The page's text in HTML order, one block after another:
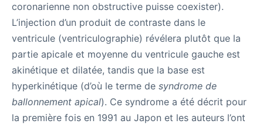
coronarienne non obstructive puisse coexister).
L’injection d’un produit de contraste dans le
ventricule (ventriculographie) révélera plutôt que la
partie apicale et moyenne du ventricule gauche est
akinétique et dilatée, tandis que la base est
hyperkinétique (d’où le terme de syndrome de
ballonnement apical). Ce syndrome a été décrit pour
la première fois en 1991 au Japon et les auteurs l’ont